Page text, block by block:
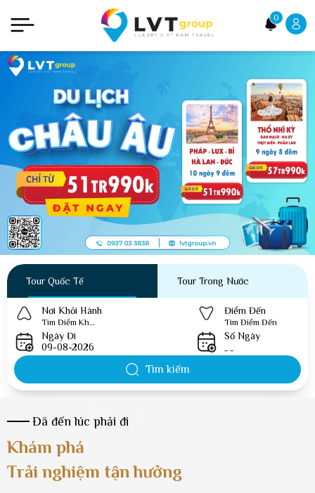
0
Tour Quốc Tế Tour Trong Nước
Nơi Khỏi Hành
Tìm Điểm Khởi Hành
Điểm Đến
Tìm Điểm Đến
Ngày Đi Số Ngày
Tìm kiếm
Đã đến lúc phải đi
Khám phá
Trải nghiệm tận hưởng